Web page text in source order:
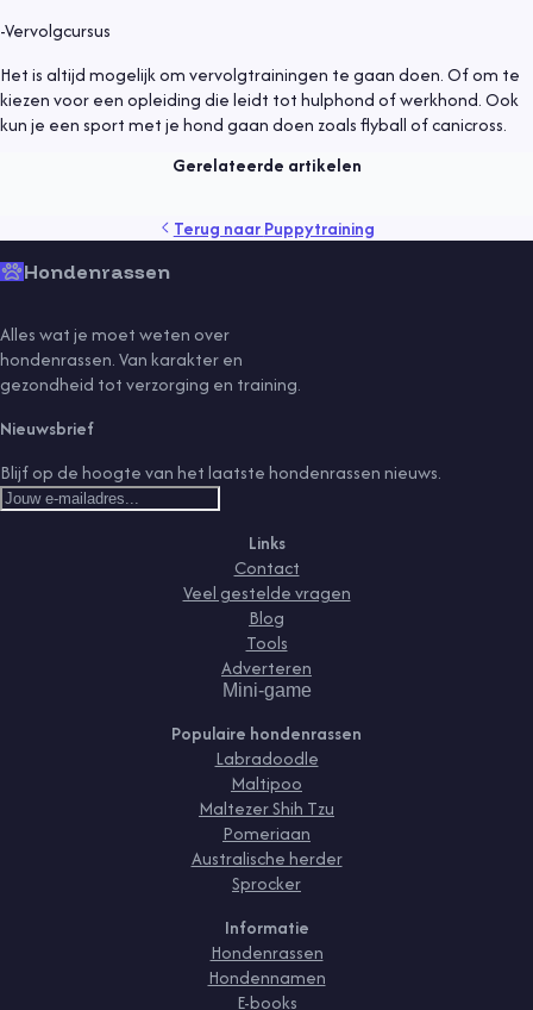
-Vervolgcursus
Het is altijd mogelijk om vervolgtrainingen te gaan doen. Of om te
kiezen voor een opleiding die leidt tot hulphond of werkhond. Ook
kun je een sport met je hond gaan doen zoals flyball of canicross.
Gerelateerde artikelen
Puppytraining 26 november 2023
Puppycursus: Alles over Gehoorzaamheidstraining
Terug naarPuppytraining
Hondenrassen
Alles wat je moet weten over
hondenrassen. Van karakter en
gezondheid tot verzorging en training.
Nieuwsbrief
Blijf op de hoogte van het laatste hondenrassen nieuws.
Links
Contact
Veel gestelde vragen
Blog
Tools
Adverteren
Mini-game
Populaire hondenrassen
Labradoodle
Maltipoo
Maltezer Shih Tzu
Pomeriaan
Australische herder
Sprocker
Informatie
Hondenrassen
Hondennamen
E-books